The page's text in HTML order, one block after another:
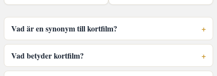
Vad är en synonym till kortfilm?
Vad betyder kortfilm?